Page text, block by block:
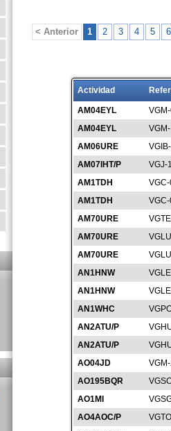
< Anterior 1 2 3 4 5 6
Actividad
AM04EYL
AM04EYL
AM06URE
AM07IHT/P
VGJ-
AM1TDH
AM1TDH
AM70URE
AM70URE
AM70URE
AN1HNW
AN1HNW
AN1WHC
AN2ATU/P
AN2ATU/P
AO04JD
AO195BQR
AO1MI
AO4AOC/P